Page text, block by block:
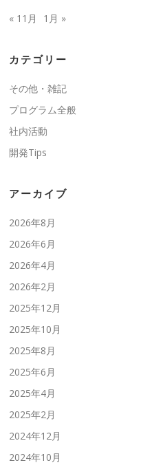
« 11月 1月 »
カテゴリー
その他・雑記
プログラム全般
社内活動
開発Tips
アーカイブ
2026年8月
2026年6月
2026年4月
2026年2月
2025年12月
2025年10月
2025年8月
2025年6月
2025年4月
2025年2月
2024年12月
2024年10月